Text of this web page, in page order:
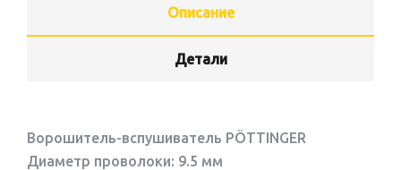
Описание
Детали
Ворошитель-вспушиватель PÖTTINGER
Диаметр проволоки: 9.5 мм